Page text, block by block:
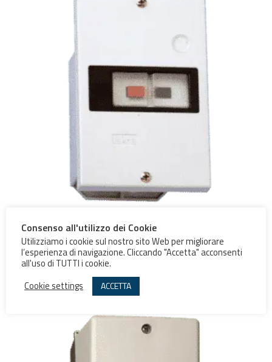
Cassetta MS/13
Scegli
Consenso all'utilizzo dei Cookie
Utilizziamo i cookie sul nostro sito Web per migliorare
l’esperienza di navigazione. Cliccando "Accetta" acconsenti
all'uso di TUTTI i cookie.
Cookie settings
ACCETTA